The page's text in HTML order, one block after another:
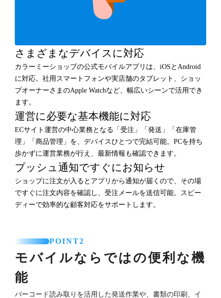
さまざまなデバイスに対応
カラーミーショップの公式モバイルアプリは、iOSとAndroid
に対応。社用スマートフォンや実店舗のタブレット、ショッ
プオーナーさまのApple Watchなど、幅広いシーンで活用でき
ます。
運営に必要な基本機能に対応
ECサイト運営の中心業務となる「受注」「発送」「在庫管
理」「商品管理」を、デバイスひとつで完結可能。PCを持ち
歩かずに運営業務が行え、最新情報も確認できます。
プッシュ通知ですぐにお知らせ
ショップに注文が入るとアプリから通知が届くので、その場
ですぐに注文内容を確認し、受注メールを送信可能。スピー
ディーで効率的な顧客対応をサポートします。
POINT2
モバイルならではの便利な機
能
バーコード読み取りを活用した発送作業や、書類の印刷、イ